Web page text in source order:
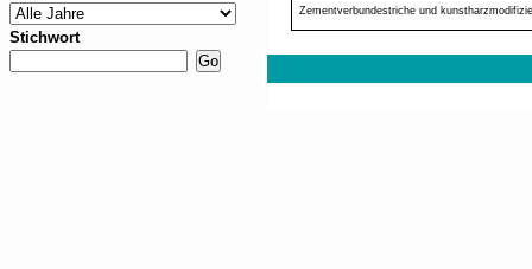
Stichwort
Zementverbundestriche und